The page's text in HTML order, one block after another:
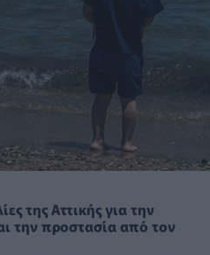
της Αττικής για την
την προστασία από τον